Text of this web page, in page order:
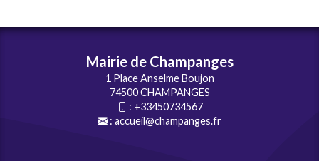
Mairie de Champanges
1 Place Anselme Boujon
74500 CHAMPANGES
: +33450734567
: accueil@champanges.fr